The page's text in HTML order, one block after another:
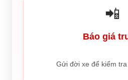
📲
Báo giá
Gửi đời xe để kiểm